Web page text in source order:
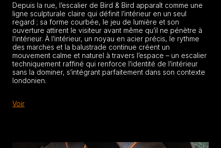
Depuis la rue, l’escalier de Bird & Bird apparaît comme une
ligne sculpturale claire qui définit l’intérieur en un seul
regard ; sa forme courbée, le jeu de lumière et son
ouverture attirent le visiteur avant même qu’il ne pénètre à
l’intérieur. À l’intérieur, un noyau en acier précis, le rythme
des marches et la balustrade continue créent un
mouvement calme et naturel à travers l’espace – un escalier
techniquement raffiné qui renforce l’identité de l’intérieur
sans la dominer, s’intégrant parfaitement dans son contexte
londonien.
Voir